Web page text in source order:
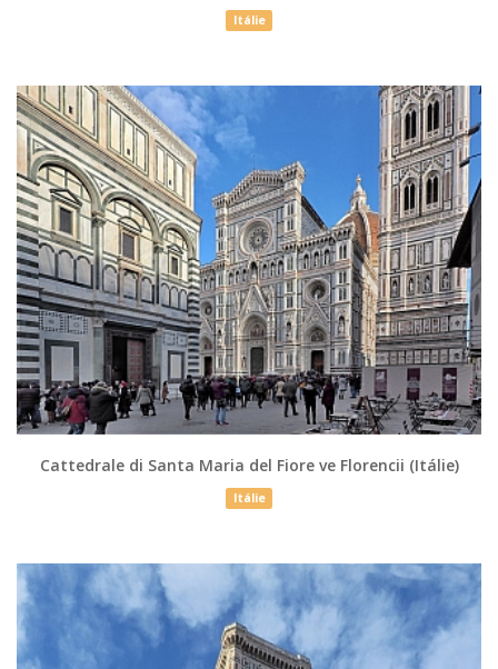
Itálie
Cattedrale di Santa Maria del Fiore ve Florencii (Itálie)
Itálie